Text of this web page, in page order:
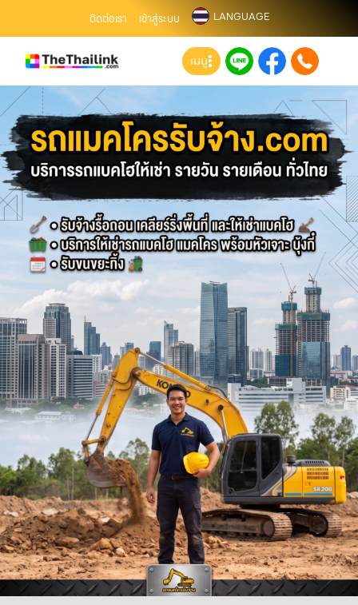
ติดต่อเรา เข้าสู่ระบบ LANGUAGE
เมนู